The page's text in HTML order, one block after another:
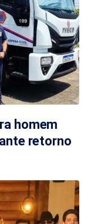
homem
retorno